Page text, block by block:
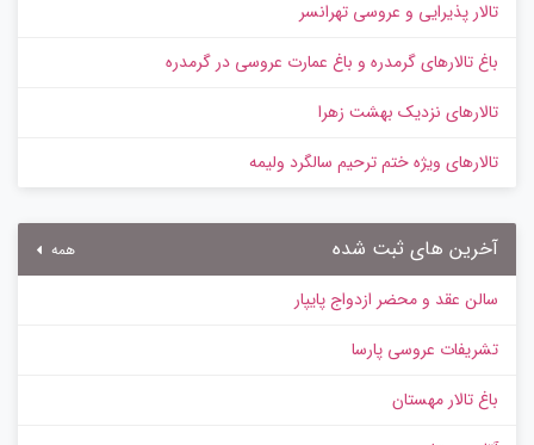
تالار پذیرایی و عروسی تهرانسر
باغ تالارهای گرمدره و باغ عمارت عروسی در گرمدره
تالارهای نزدیک بهشت زهرا
تالارهای ویژه ختم ترحیم سالگرد ولیمه
آخرین های ثبت شده همه
سالن عقد و محضر ازدواج پایپار
تشریفات عروسی پارسا
باغ تالار مهستان